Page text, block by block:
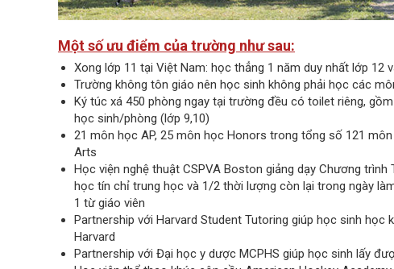
Một số ưu điểm của trường như sau:
Xong lớp 11 tại Việt Nam: học thẳng 1 năm duy nhất lớp 12
Trường không tôn giáo nên học sinh không phải học các
Ký túc xá 450 phòng ngay tại trường đều có toilet riêng,
học sinh/phòng (lớp 9,10)
21 môn học AP, 25 môn học Honors trong tổng số 121
Arts
Học viện nghệ thuật CSPVA Boston giảng dạy Chương
học tín chỉ trung học và 1/2 thời lượng còn lại trong ngày
1 từ giáo viên
Partnership với Harvard Student Tutoring giúp học sinh
Harvard
Partnership với Đại học y dược MCPHS giúp học sinh lấy